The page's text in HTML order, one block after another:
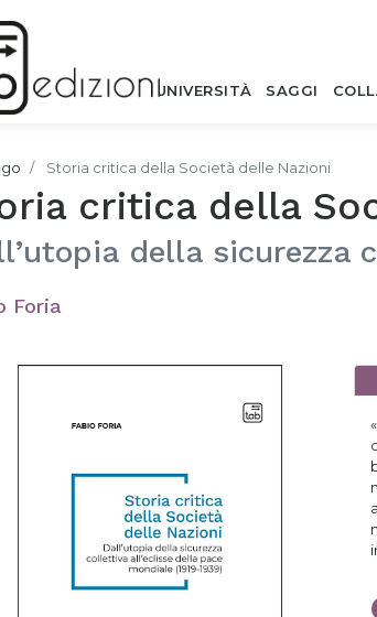
UNIVERSITÀ SAGGI
Storia critica della Società delle Nazioni
critica della
della sicurezza
Foria